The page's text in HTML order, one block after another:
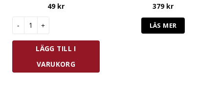
49 kr
Korgboet Rullrånspinne mängd
LÄGG TILL I
VARUKORG
379 kr
LÄS MER